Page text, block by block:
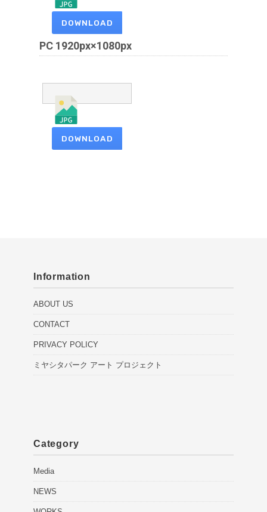
DOWNLOAD
PC 1920px×1080px
DOWNLOAD
Information
ABOUT US
CONTACT
PRIVACY POLICY
ミヤシタパーク アート プロジェクト
Category
Media
NEWS